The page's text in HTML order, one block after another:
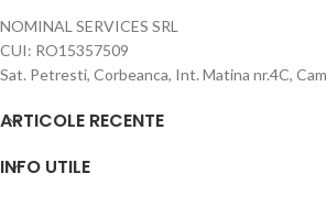
NOMINAL SERVICES SRL
CUI: RO15357509
Sat. Petresti, Corbeanca, Int. Matina nr.4C,
ARTICOLE RECENTE
INFO UTILE